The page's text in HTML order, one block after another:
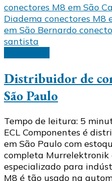
Distribuidor de
São Paulo
Tempo de leitura: 5
ECL Componentes é
em São Paulo com
completa
especializado para
M8 é tão usado na